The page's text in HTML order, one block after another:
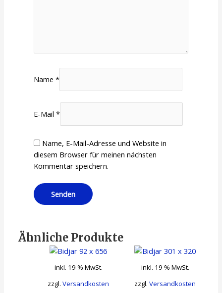
Name*
E-Mail*
Name, E-Mail-Adresse und Website in
diesem Browser für meinen nächsten
Kommentar speichern.
Ähnliche Produkte
inkl. 19 % MwSt.
zzgl.Versandkosten
inkl. 19 % MwSt.
zzgl.Versandkosten